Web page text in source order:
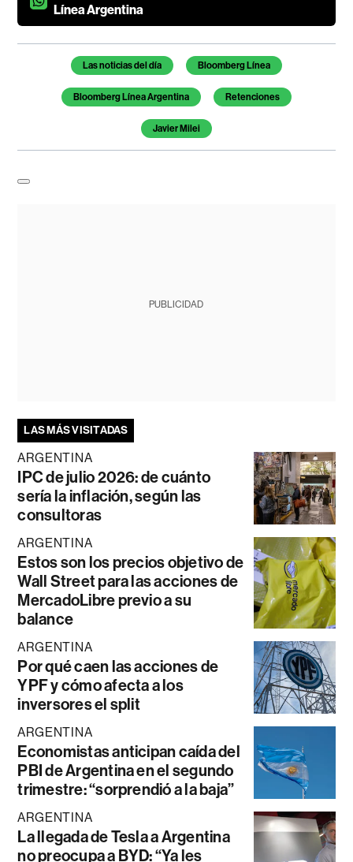
Línea Argentina
Temas de este artículo
Las noticias del día Bloomberg Línea
Bloomberg Línea Argentina Retenciones
Javier Milei
PUBLICIDAD
LAS MÁS VISITADAS
ARGENTINA
IPC de julio 2026: de cuánto
sería la inflación, según las
consultoras
ARGENTINA
Estos son los precios objetivo de
Wall Street para las acciones de
MercadoLibre previo a su
balance
ARGENTINA
Por qué caen las acciones de
YPF y cómo afecta a los
inversores el split
ARGENTINA
Economistas anticipan caída del
PBI de Argentina en el segundo
trimestre: “sorprendió a la baja”
ARGENTINA
La llegada de Tesla a Argentina
no preocupa a BYD: “Ya les